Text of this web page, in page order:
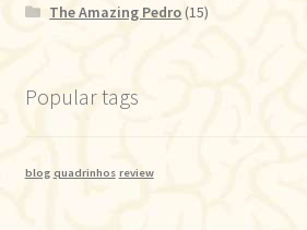
The Amazing Pedro (15)
Popular tags
blog quadrinhos review